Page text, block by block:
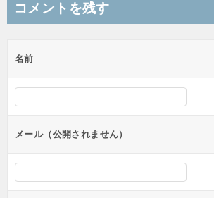
ビ
ー
シ
ョ
ン
コメントを残す
名前
メール（公開されません）